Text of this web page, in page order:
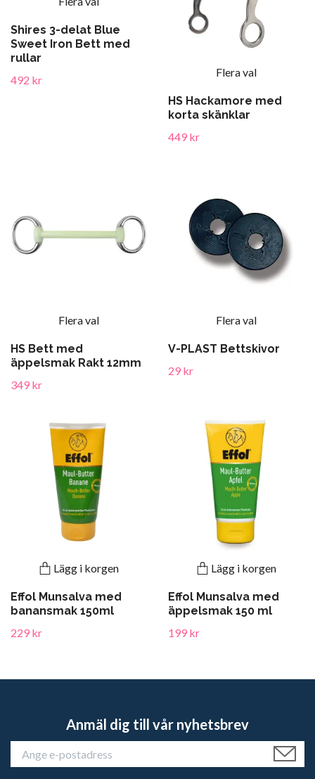
Shires 3-delat Blue
Sweet Iron Bett med
rullar
492 kr
Flera val
HS Hackamore med
korta skänklar
449 kr
Flera val
HS Bett med
äppelsmak Rakt 12mm
349 kr
Flera val
V-PLAST Bettskivor
29 kr
Lägg i korgen
Effol Munsalva med
banansmak 150ml
229 kr
Lägg i korgen
Effol Munsalva med
äppelsmak 150 ml
199 kr
Anmäl dig till vår nyhetsbrev